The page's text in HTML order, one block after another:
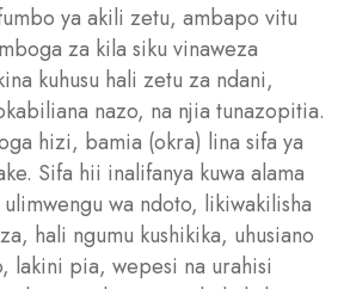
ya akili zetu, ambapo vitu
za kila siku vinaweza
kuhusu hali zetu za ndani,
nazo, na njia tunazopitia.
hizi, bamia (okra) lina sifa ya
Sifa hii inalifanya kuwa alama
wa ndoto, likiwakilisha
hali ngumu kushikika, uhusiano
lakini pia, wepesi na urahisi